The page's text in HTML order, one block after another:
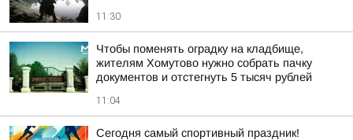
11:30
Чтобы поменять оградку на кладбище,
жителям Хомутово нужно собрать пачку
документов и отстегнуть 5 тысяч рублей
11:04
Сегодня самый спортивный праздник!